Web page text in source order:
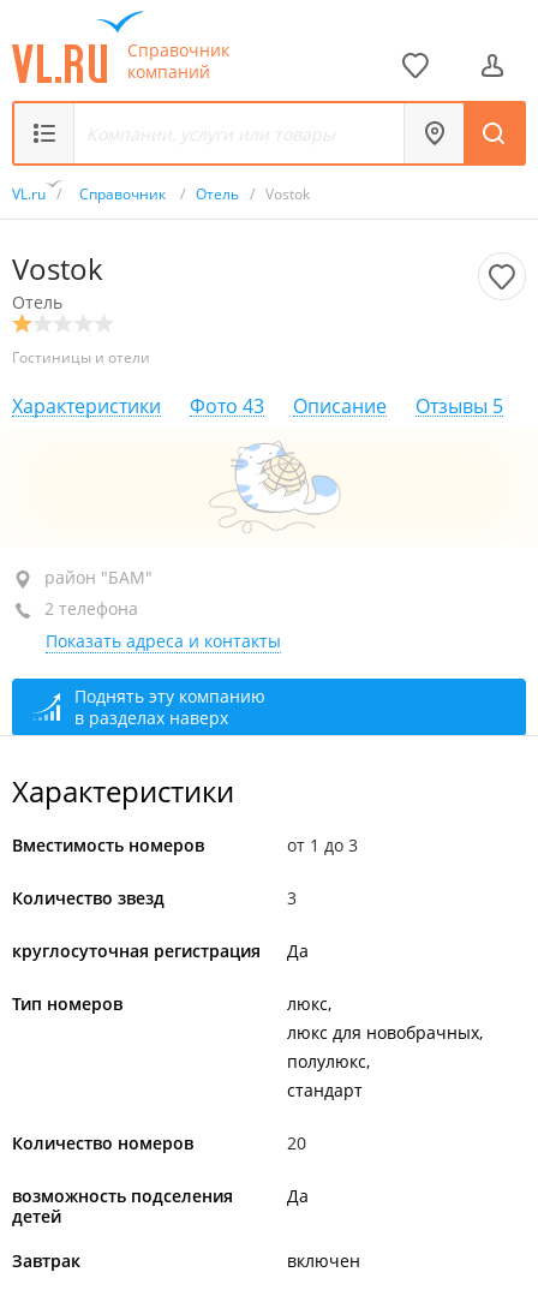
Справочник
компаний
VL.ru / Справочник / Отель / Vostok
Vostok
Отель
Гостиницы и отели
Характеристики Фото 43 Описание Отзывы 5
район "БАМ", ул. Краснозаводская, 8
+7 914 705-50-01
+7 (423) 275-50-01
круглосуточно
район "БАМ"
2 телефона
Показать адреса и контакты
Поднять эту компанию
в разделах наверх
Характеристики
Вместимость номеров от 1 до 3
Количество звезд 3
круглосуточная регистрация Да
Тип номеров
люкс
люкс для новобрачных
полулюкс
стандарт
Количество номеров 20
возможность подселения
детей
Да
Завтрак включен